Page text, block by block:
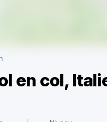
en col,